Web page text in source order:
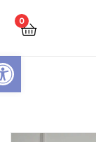
Open toolbar
0